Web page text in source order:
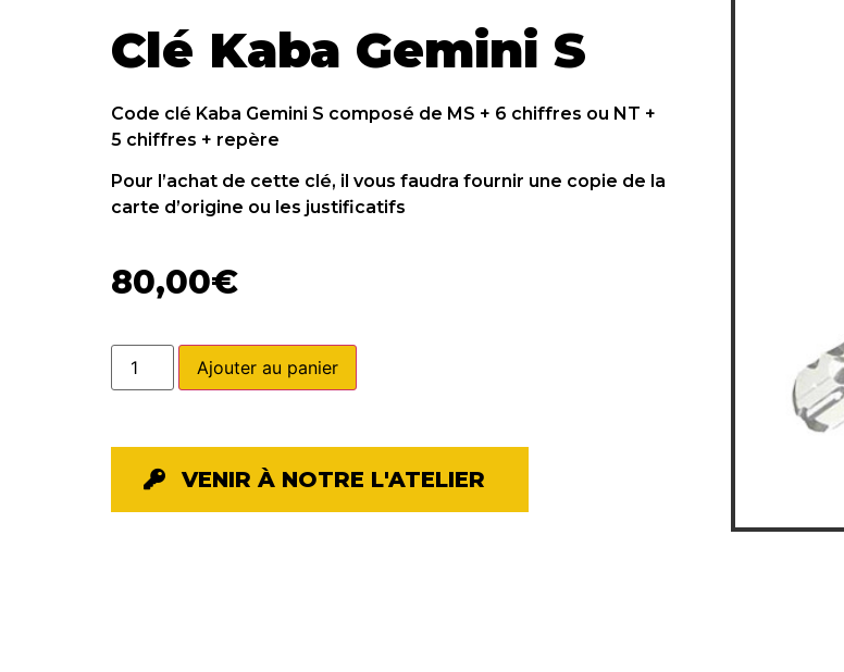
Clé Kaba Gemini S
Code clé Kaba Gemini S composé de MS + 6 chiffres ou NT +
5 chiffres + repère
Pour l’achat de cette clé, il vous faudra fournir une copie de la
carte d’origine ou les justificatifs
80,00€
Ajouter au panier
VENIR À NOTRE L'ATELIER